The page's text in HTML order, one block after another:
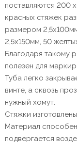
поставляются 200
красных стяжек
размером
2,5х150мм, 50
Благодаря такому
полезен для
Туба легко
винте, а сквозь
нужный хомут.
Стяжки
Материал
подвергается